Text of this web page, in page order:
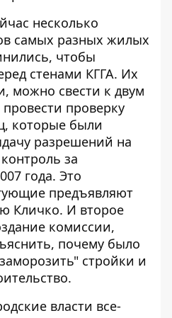
несколько
самых разных жилых
чтобы
стенами КГГА. Их
можно свести к двум
проверку
которые были
разрешений на
за
года. Это
предъявляют
Кличко. И второе
комиссии,
почему было
стройки и
власти все-